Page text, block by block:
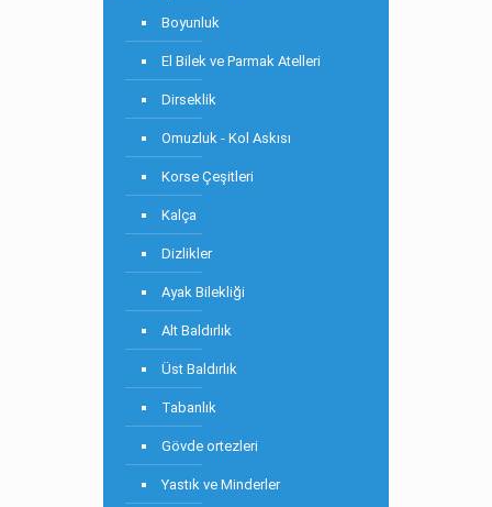
Boyunluk
El Bilek ve Parmak Atelleri
Dirseklik
Omuzluk - Kol Askısı
Korse Çeşitleri
Kalça
Dizlikler
Ayak Bilekliği
Alt Baldırlık
Üst Baldırlık
Tabanlık
Gövde ortezleri
Yastık ve Minderler